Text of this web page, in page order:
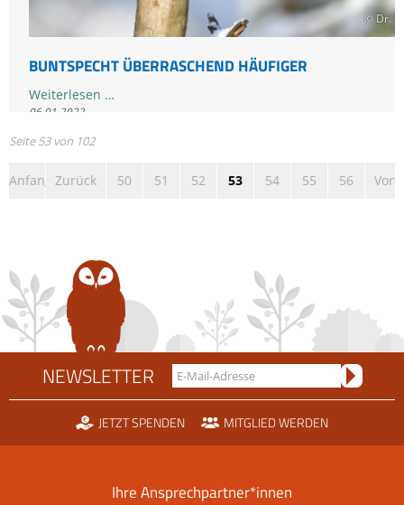
© Dr.
BUNTSPECHT ÜBERRASCHEND HÄUFIGER
Weiterlesen …
06.01.2022
Mitmachen,Naturbeobachtung
Seite 53 von 102
Anfang Zurück 50 51 52 53 54 55 56
NEWSLETTER
JETZT SPENDEN MITGLIED WERDEN
Ihre Ansprechpartner*innen